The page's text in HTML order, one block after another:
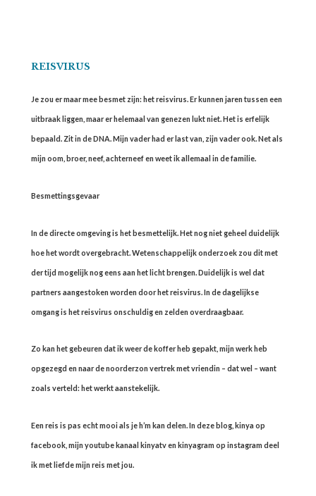
REISVIRUS
Je zou er maar mee besmet zijn: het reisvirus. Er kunnen jaren tussen een
uitbraak liggen, maar er helemaal van genezen lukt niet. Het is erfelijk
bepaald. Zit in de DNA. Mijn vader had er last van, zijn vader ook. Net als
mijn oom, broer, neef, achterneef en weet ik allemaal in de familie.
Besmettingsgevaar
In de directe omgeving is het besmettelijk. Het nog niet geheel duidelijk
hoe het wordt overgebracht. Wetenschappelijk onderzoek zou dit met
der tijd mogelijk nog eens aan het licht brengen. Duidelijk is wel dat
partners aangestoken worden door het reisvirus. In de dagelijkse
omgang is het reisvirus onschuldig en zelden overdraagbaar.
Zo kan het gebeuren dat ik weer de koffer heb gepakt, mijn werk heb
opgezegd en naar de noorderzon vertrek met vriendin – dat wel – want
zoals verteld: het werkt aanstekelijk.
Een reis is pas echt mooi als je h’m kan delen. In deze blog, kinya op
facebook, mijn youtube kanaal kinyatv en kinyagram op instagram deel
ik met liefde mijn reis met jou.